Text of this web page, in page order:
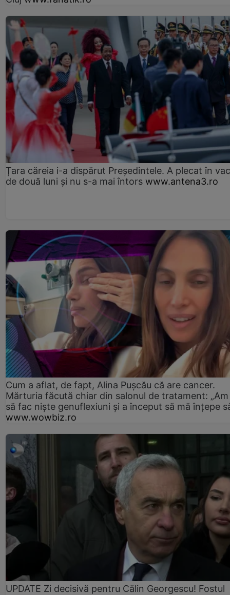
Țara căreia i-a dispărut Președintele. A plecat în
de două luni și nu s-a mai întors www.antena3.ro
Cum a aflat, de fapt, Alina Pușcău că are cancer.
Mărturia făcută chiar din salonul de tratament:
să fac niște genuflexiuni și a început să mă înțepe
www.wowbiz.ro
UPDATE Zi decisivă pentru Călin Georgescu! Fostul